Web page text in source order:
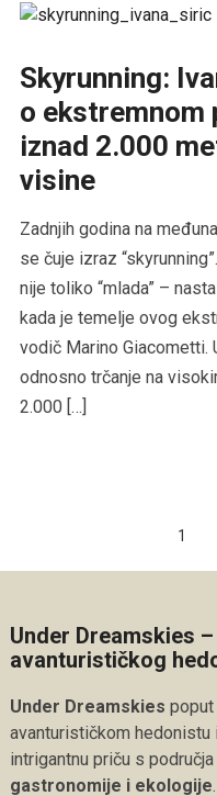
Skyrunning:
o ekstremnom
iznad 2.000
visine
Zadnjih godina na
se čuje izraz
nije toliko “mlada” –
kada je temelje ovog
vodič Marino Giacometti.
odnosno trčanje na
2.000 […]
1
Under Dreamskies
avanturističkog
Under Dreamskies
avanturističkom hedonistu
intrigantnu priču s područja
gastronomije i ekologije.